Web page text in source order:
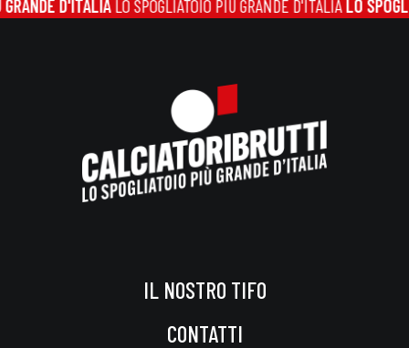
D'ITALIALO SPOGLIATOIO PIÙ GRANDE D'ITALIALO
IL NOSTRO TIFO
CONTATTI